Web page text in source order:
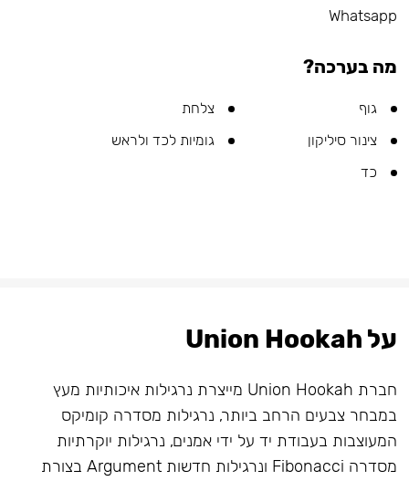
Whatsapp
מה בערכה?
גוף
צלחת
צינור סיליקון
גומיות לכד ולראש
כד
על Union Hookah
חברת Union Hookah מייצרת נרגילות איכותיות מעץ
במבחר צבעים הרחב ביותר, נרגילות מסדרה קומיקס
המעוצבות בעבודת יד על ידי אמנים, נרגילות יוקרתיות
מסדרה Fibonacci ונרגילות חדשות Argument בצורת